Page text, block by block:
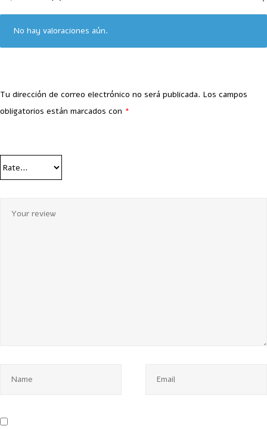
No hay valoraciones aún.
Tu dirección de correo electrónico no será publicada. Los campos
obligatorios están marcados con *